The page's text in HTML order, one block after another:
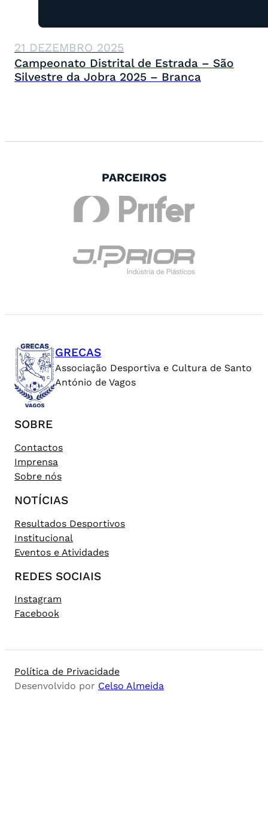
21 DEZEMBRO 2025
Campeonato Distrital de Estrada – São
Silvestre da Jobra 2025 – Branca
PARCEIROS
GRECAS
Associação Desportiva e Cultura de Santo
António de Vagos
SOBRE
Contactos
Imprensa
Sobre nós
NOTÍCIAS
Resultados Desportivos
Institucional
Eventos e Atividades
REDES SOCIAIS
Instagram
Facebook
Política de Privacidade
Desenvolvido por Celso Almeida